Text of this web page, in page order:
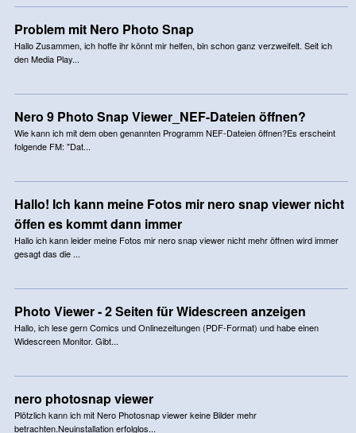
Problem mit Nero Photo Snap
Hallo Zusammen, ich hoffe ihr könnt mir helfen, bin schon ganz verzweifelt. Seit ich
den Media Play...
Nero 9 Photo Snap Viewer_NEF-Dateien öffnen?
Wie kann ich mit dem oben genannten Programm NEF-Dateien öffnen?Es erscheint
folgende FM: "Dat...
Hallo! Ich kann meine Fotos mir nero snap viewer nicht
öffen es kommt dann immer
Hallo ich kann leider meine Fotos mir nero snap viewer nicht mehr öffnen wird immer
gesagt das die ...
Photo Viewer - 2 Seiten für Widescreen anzeigen
Hallo, ich lese gern Comics und Onlinezeitungen (PDF-Format) und habe einen
Widescreen Monitor. Gibt...
nero photosnap viewer
Plötzlich kann ich mit Nero Photosnap viewer keine Bilder mehr
betrachten.Neuinstallation erfolglos...